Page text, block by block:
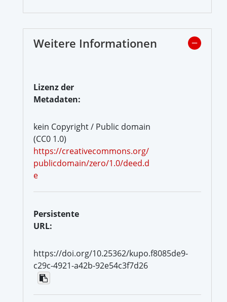
Weitere Informationen
Lizenz der
Metadaten:
kein Copyright / Public domain
(CC0 1.0)
https://creativecommons.org/
publicdomain/zero/1.0/deed.d
e
Persistente
URL:
https://doi.org/10.25362/kupo.f8085de9-
c29c-4921-a42b-92e54c3f7d26